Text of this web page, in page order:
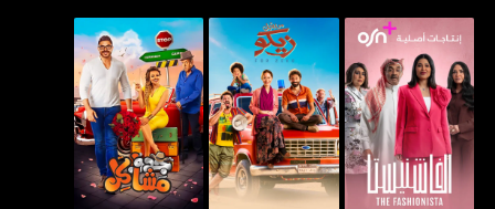
الفاشنيستا من أجل زيكو جدو مشاكل